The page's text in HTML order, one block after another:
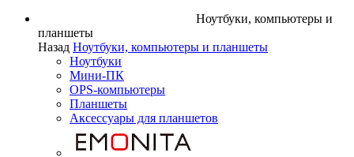
Ноутбуки, компьютеры и
планшеты
Назад Ноутбуки, компьютеры и планшеты
Ноутбуки
Мини-ПК
OPS-компьютеры
Планшеты
Аксессуары для планшетов